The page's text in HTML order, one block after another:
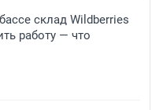
склад Wildberries
работу — что